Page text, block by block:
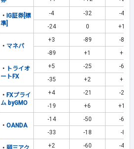
・ IG証券[標
準]
-4 -32
-43
-24
0 +12
・ マネパ
+3 -89
-84
-89
+1 +6
・
トライオ
ートFX
+5 -25
-66
-35
+2 +2
・ FXプライ
ム byGMO
+4 -21
-29
-19
+6 +19
・ OANDA
-14 -50
-64
-33
-18 -8
+2 -60
-44